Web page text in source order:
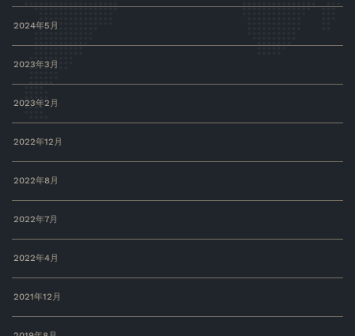
2024年5月
2023年3月
2023年2月
2022年12月
2022年8月
2022年7月
2022年4月
2021年12月